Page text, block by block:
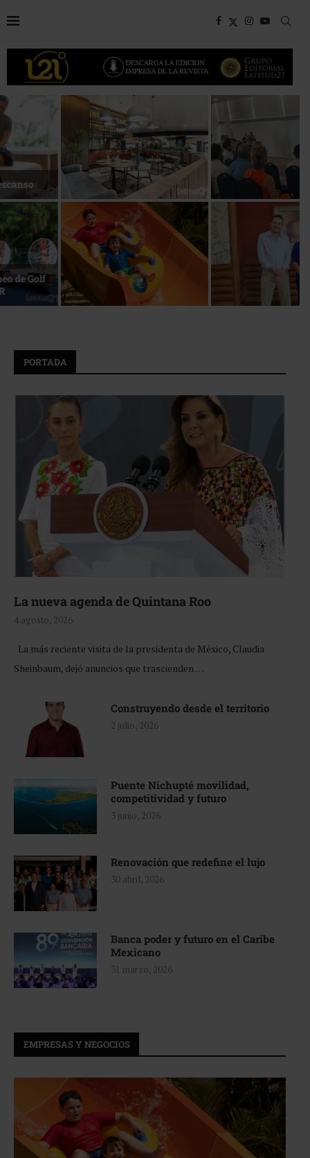
Bottega, un viaje servido a la
Energía que Impulsa la
competitividad
Reconocimiento de viajeros La esencia del servicio
PORTADA
La nueva agenda de Quintana Roo
4 agosto, 2026
La más reciente visita de la presidenta de México, Claudia
Sheinbaum, dejó anuncios que trascienden …
Construyendo desde el territorio
2 julio, 2026
Puente Nichupté movilidad,
competitividad y futuro
3 junio, 2026
Renovación que redefine el lujo
30 abril, 2026
Banca poder y futuro en el Caribe
Mexicano
31 marzo, 2026
EMPRESAS Y NEGOCIOS